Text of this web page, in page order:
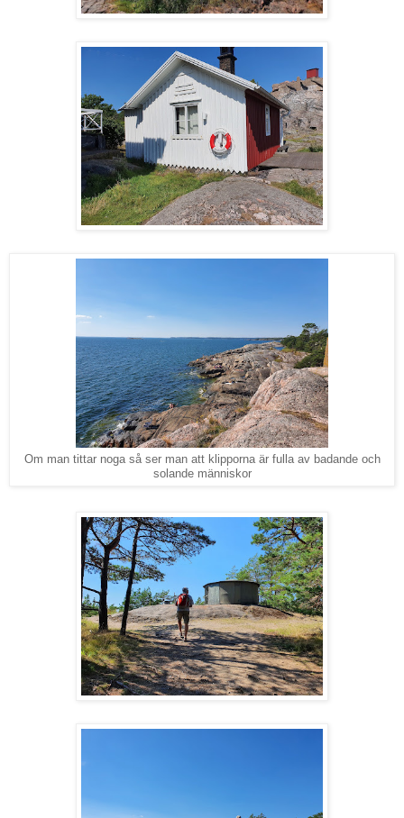
Om man tittar noga så ser man att klipporna är fulla av badande och
solande människor